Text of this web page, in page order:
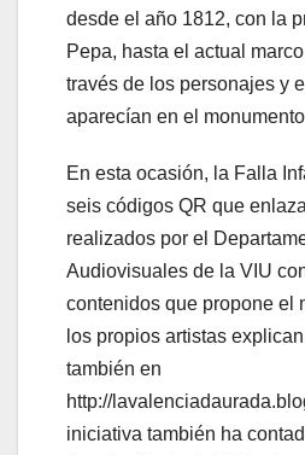
desde el año 1812, con la
Pepa, hasta el actual
través de los personajes y
aparecían en el
En esta ocasión, la Falla
seis códigos QR que
realizados por el
Audiovisuales de la VIU
contenidos que propone el
los propios artistas
también en
http://
iniciativa también ha